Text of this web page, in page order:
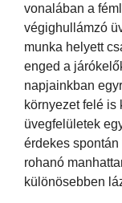
vonalában a
végighullámzó
munka helyett
enged a
napjainkban
környezet felé is
üvegfelületek
érdekes spontán
rohanó
különösebben